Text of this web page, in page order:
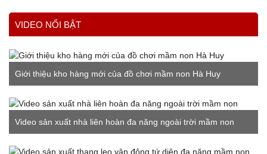
VIDEO NỔI BẬT
Giới thiệu kho hàng mới của đồ chơi mầm non Hà Huy
Video sản xuất nhà liên hoàn đa năng ngoài trời mầm non